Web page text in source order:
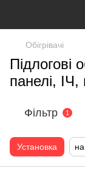
Обігрівачі
Підлогові
панелі,
Фільтр 1
Установка